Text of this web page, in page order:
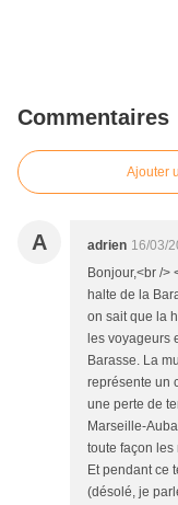
Commentaires
Ajouter
A adrien 16/03/
Bonjour,<br />
halte de la
on sait que la
les voyageurs
Barasse. La
représente un
une perte de
Marseille-
toute façon les
Et pendant ce
(désolé, je